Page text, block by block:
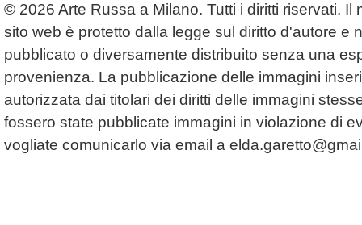
© 2026 Arte Russa a Milano. Tutti i diritti riservati. Il
sito web è protetto dalla legge sul diritto d'autore e
pubblicato o diversamente distribuito senza una
provenienza. La pubblicazione delle immagini
autorizzata dai titolari dei diritti delle immagini
fossero state pubblicate immagini in violazione di
vogliate comunicarlo via email a